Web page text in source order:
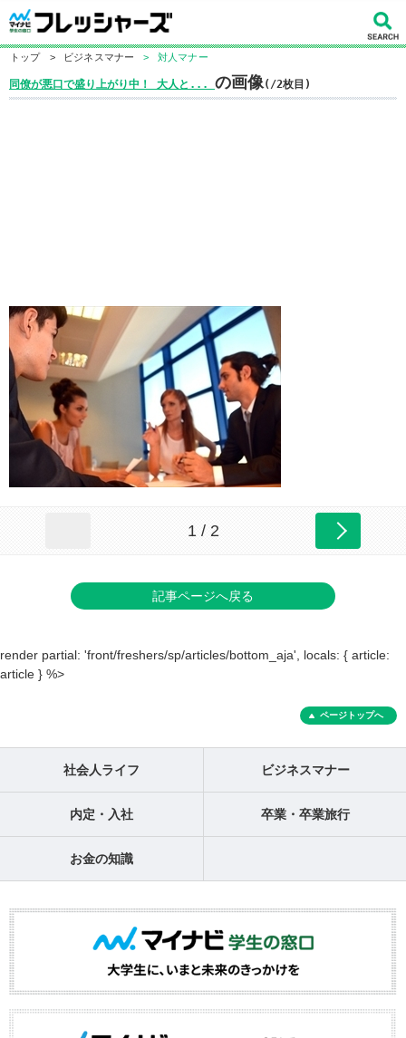
トップ > ビジネスマナー > 対人マナー
同僚が悪口で盛り上がり中！ 大人と... の画像(/2枚目)
1 / 2
記事ページへ戻る
render partial: 'front/freshers/sp/articles/bottom_aja', locals: { article:
article } %>
ページトップへ
社会人ライフ ビジネスマナー
内定・入社 卒業・卒業旅行
お金の知識